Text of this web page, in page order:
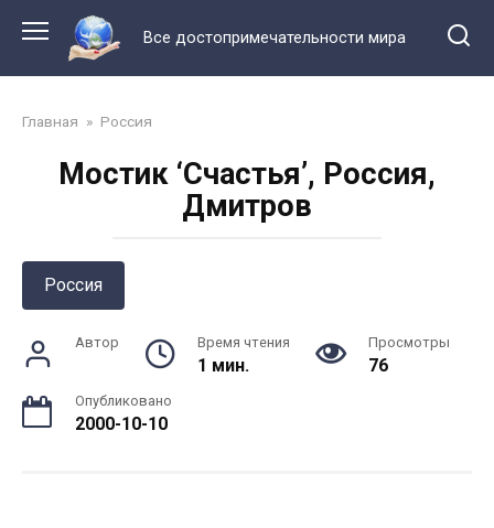
контенту
Все достопримечательности мира
Главная » Россия
Мостик ‘Счастья’, Россия,
Дмитров
Россия
Автор Время чтения
1 мин.
Просмотры
76
Опубликовано
2000-10-10